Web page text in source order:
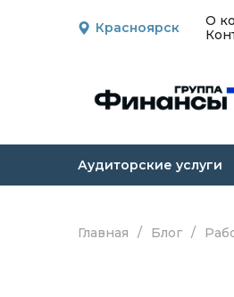
Красноярск О
Аудиторские услуги
Главная / Блог /